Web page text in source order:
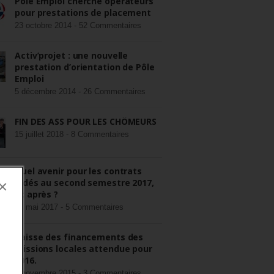
pour prestations de placement
23 octobre 2014 - 52 Commentaires
Activ’projet : une nouvelle
prestation d’orientation de Pôle
Emploi
5 décembre 2014 - 26 Commentaires
FIN DES ASS POUR LES CHÔMEURS
15 juillet 2018 - 8 Commentaires
Quel avenir pour les contrats
aidés au second semestre 2017,
et après ?
22 mai 2017 - 5 Commentaires
Baisse des financements des
missions locales attendue pour
2016.